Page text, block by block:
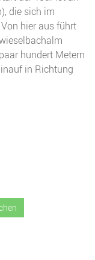
die sich im
hier aus führt
hundert Metern
in Richtung